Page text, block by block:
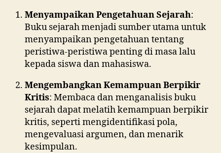
Menyampaikan Pengetahuan Sejarah:
Buku sejarah menjadi sumber utama untuk
menyampaikan pengetahuan tentang
peristiwa-peristiwa penting di masa lalu
kepada siswa dan mahasiswa.
Mengembangkan Kemampuan Berpikir
Kritis: Membaca dan menganalisis buku
sejarah dapat melatih kemampuan berpikir
kritis, seperti mengidentifikasi pola,
mengevaluasi argumen, dan menarik
kesimpulan.